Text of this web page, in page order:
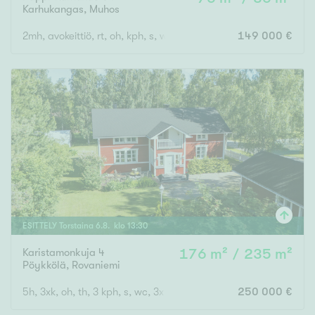
Rakennusvuosi
Uudiskohteet
Vain uudiskohteet Ei uudiskohteita
Arvokohteet
Vain arvokohteet Ei arvokohteita
Kunto
Hyvä
Karhukangas, Muhos
2mh, avokeittiö, rt, oh, kph, s, wc, pihasauna 149 000 €
ESITTELY Torstaina 6.8. klo 13:30
Karistamonkuja 4
Pöykkölä, Rovaniemi
176 m² / 235 m²
5h, 3xk, oh, th, 3 kph, s, wc, 3x vh 250 000 €